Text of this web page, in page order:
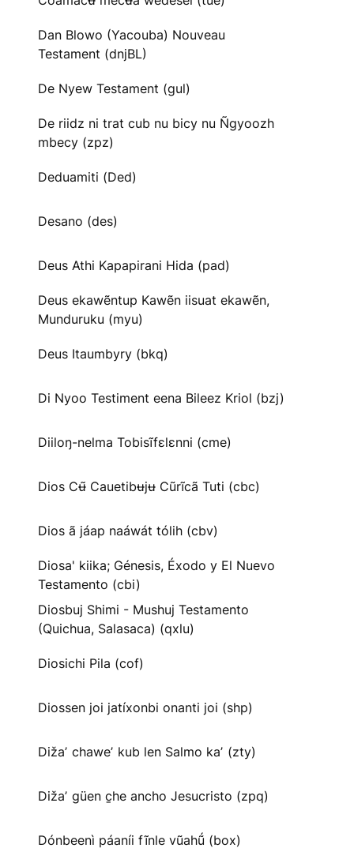
Dan Blowo (Yacouba) Nouveau
Testament (dnjBL)
De Nyew Testament (gul)
De riidz ni trat cub nu bicy nu Ñgyoozh
mbecy (zpz)
Deduamiti (Ded)
Desano (des)
Deus Athi Kapapirani Hida (pad)
Deus ekawẽntup Kawẽn iisuat ekawẽn,
Munduruku (myu)
Deus Itaumbyry (bkq)
Di Nyoo Testiment eena Bileez Kriol (bzj)
Diiloŋ-nelma Tobisĩfɛlɛnni (cme)
Dios Cʉ̃ Cauetibʉjʉ Cũrĩcã Tuti (cbc)
Dios ã jáap naáwát tólih (cbv)
Diosa' kiika; Génesis, Éxodo y El Nuevo
Testamento (cbi)
Diosbuj Shimi - Mushuj Testamento
(Quichua, Salasaca) (qxlu)
Diosichi Pila (cof)
Diossen joi jatíxonbi onanti joi (shp)
Dižaʼ chaweʼ kub len Salmo kaʼ (zty)
Dižaʼ güen c̱he ancho Jesucristo (zpq)
Dónbeenì páaníi fĩnle vũahṹ (box)